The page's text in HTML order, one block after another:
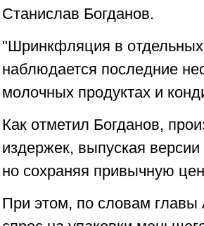
Станислав Богданов.
"Шринкфляция в отдельных
наблюдается последние
молочных продуктах и
Как отметил Богданов,
издержек, выпуская
но сохраняя привычную
При этом, по словам главы